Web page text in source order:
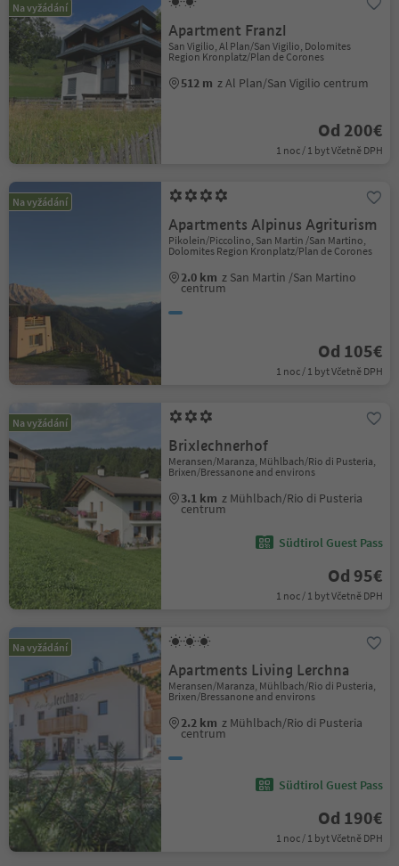
Na vyžádání
Apartment Franzl
San Vigilio, Al Plan/San Vigilio, Dolomites
Region Kronplatz/Plan de Corones
512 m z Al Plan/San Vigilio centrum
Od 200€
1 noc / 1 byt Včetně DPH
Na vyžádání
Apartments Alpinus Agriturism
Pikolein/Piccolino, San Martin /San Martino,
Dolomites Region Kronplatz/Plan de Corones
2.0 km z San Martin /San Martino
centrum
Od 105€
1 noc / 1 byt Včetně DPH
Na vyžádání
Brixlechnerhof
Meransen/Maranza, Mühlbach/Rio di Pusteria,
Brixen/Bressanone and environs
3.1 km z Mühlbach/Rio di Pusteria
centrum
Südtirol Guest Pass
Od 95€
1 noc / 1 byt Včetně DPH
Na vyžádání
Apartments Living Lerchna
Meransen/Maranza, Mühlbach/Rio di Pusteria,
Brixen/Bressanone and environs
2.2 km z Mühlbach/Rio di Pusteria
centrum
Südtirol Guest Pass
Od 190€
1 noc / 1 byt Včetně DPH